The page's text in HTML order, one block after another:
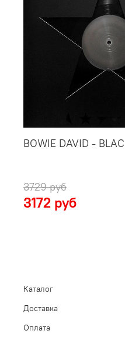
BOWIE DAVID -
3729 руб
3172 руб
Каталог
Доставка
Оплата